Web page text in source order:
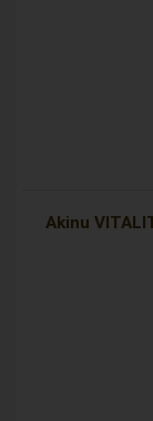
Akinu